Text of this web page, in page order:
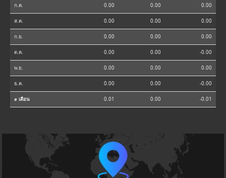
ก.ค. 0.00 0.00 0.00
ส.ค. 0.00 0.00 0.00
ก.ย. 0.00 0.00 0.00
ต.ค. 0.00 0.00 -0.00
พ.ย. 0.00 0.00 0.00
ธ.ค. 0.00 0.00 -0.00
⌀ เดือน 0.01 0.00 -0.01